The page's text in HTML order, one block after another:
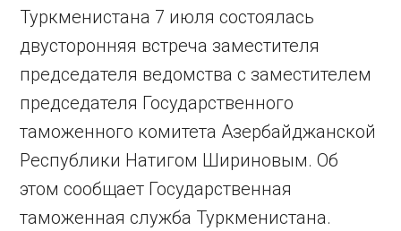
Туркменистана 7 июля состоялась
двусторонняя встреча заместителя
председателя ведомства с заместителем
председателя Государственного
таможенного комитета Азербайджанской
Республики Натигом Шириновым. Об
этом сообщает Государственная
таможенная служба Туркменистана.